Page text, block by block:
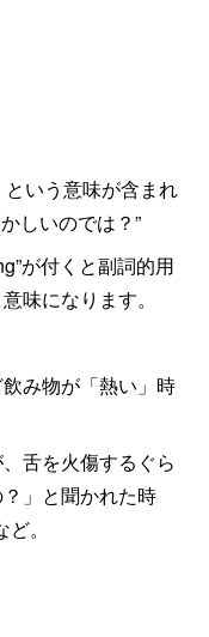
という意味が含まれ
しいのでは？”
が付くと副詞的用
味になります。
み物が「熱い」時
舌を火傷するぐら
」と聞かれた時
。